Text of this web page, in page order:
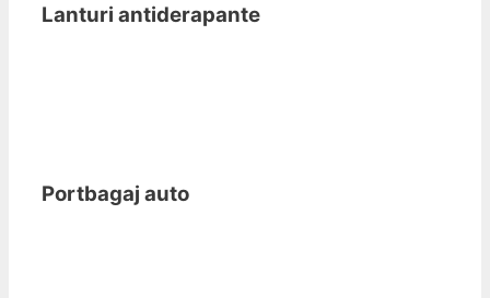
Lanturi antiderapante
Portbagaj auto